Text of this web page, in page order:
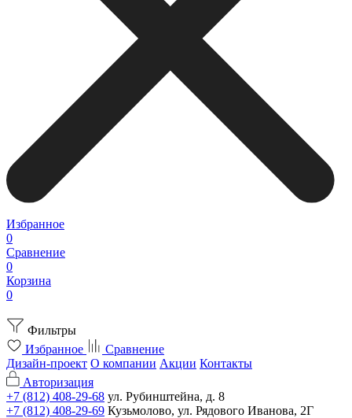
Избранное
0
Сравнение
0
Корзина
0
Фильтры
Избранное
Сравнение
Дизайн-проект О компании Акции Контакты
Авторизация
+7 (812) 408-29-68 ул. Рубинштейна, д. 8
+7 (812) 408-29-69 Кузьмолово, ул. Рядового Иванова, 2Г